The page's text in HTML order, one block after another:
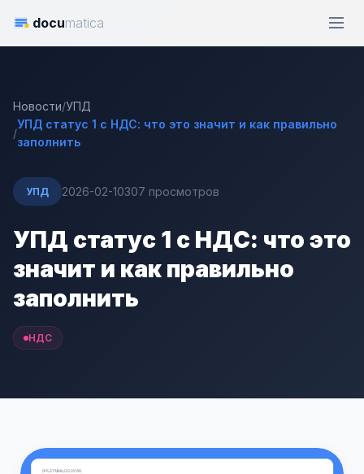
documatica
Новости/УПД
/
УПД статус 1 с НДС: что это значит и как правильно
заполнить
УПД 2026-02-10307 просмотров
УПД статус 1 с НДС: что это
значит и как правильно
заполнить
НДС